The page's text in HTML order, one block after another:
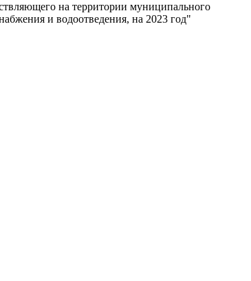
на территории муниципального
и водоотведения, на 2023 год"